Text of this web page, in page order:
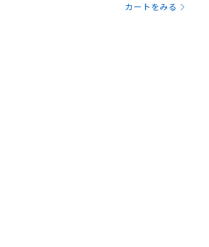
カートをみる